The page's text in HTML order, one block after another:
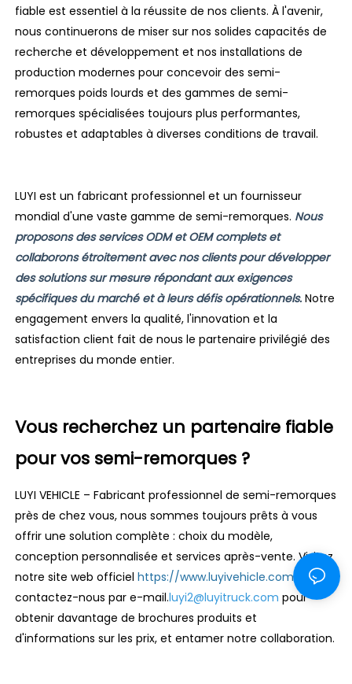
fiable est essentiel à la réussite de nos clients. À l'avenir,
nous continuerons de miser sur nos solides capacités de
recherche et développement et nos installations de
production modernes pour concevoir des semi-
remorques poids lourds et des gammes de semi-
remorques spécialisées toujours plus performantes,
robustes et adaptables à diverses conditions de travail.
LUYI est un fabricant professionnel et un fournisseur
mondial d'une vaste gamme de semi-remorques. Nous
proposons des services ODM et OEM complets et
collaborons étroitement avec nos clients pour développer
des solutions sur mesure répondant aux exigences
spécifiques du marché et à leurs défis opérationnels. Notre
engagement envers la qualité, l'innovation et la
satisfaction client fait de nous le partenaire privilégié des
entreprises du monde entier.
Vous recherchez un partenaire fiable
pour vos semi-remorques ?
LUYI VEHICLE – Fabricant professionnel de semi-remorques
près de chez vous, nous sommes toujours prêts à vous
offrir une solution complète : choix du modèle,
conception personnalisée et services après-vente. Visitez
notre site web officielhttps://www.luyivehicle.com ou
contactez-nous par e-mail.luyi2@luyitruck.com pour
obtenir davantage de brochures produits et
d'informations sur les prix, et entamer notre collaboration.